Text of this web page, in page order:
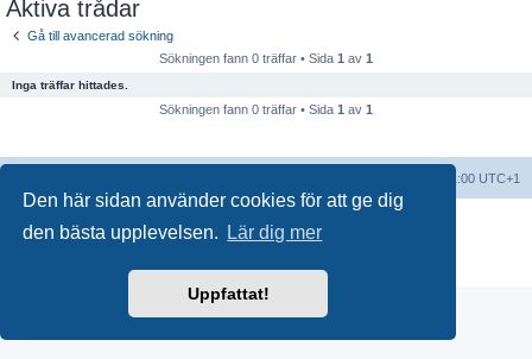
Den här sidan använder cookies för att ge dig
den bästa upplevelsen.
Lär dig mer
Uppfattat!
Aktiva trådar
Gå till avancerad sökning
Sökningen fann 0 träffar • Sida 1 av 1
Inga träffar hittades.
Sökningen fann 0 träffar • Sida 1 av 1
Alla tidsangivelser är UTC+01:00 UTC+1
Swedish translation byphpBB Sweden